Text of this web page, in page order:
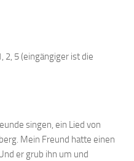
2, 5 (eingängiger ist die
singen, ein Lied von
Mein Freund hatte einen
er grub ihn um und